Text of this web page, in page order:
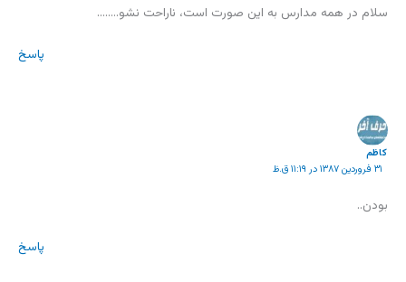
سلام در همه مدارس به اين صورت است، ناراحت نشو……..
پاسخ
كاظم
۳۱ فروردین ۱۳۸۷ در ۱۱:۱۹ ق.ظ
بودن..
پاسخ